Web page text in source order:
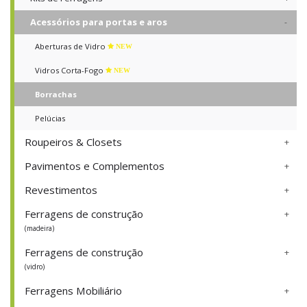
Acessórios para portas e aros
Aberturas de Vidro NEW
Vidros Corta-Fogo NEW
Borrachas
Pelúcias
Roupeiros & Closets
Pavimentos e Complementos
Revestimentos
Ferragens de construção
(madeira)
Ferragens de construção
(vidro)
Ferragens Mobiliário